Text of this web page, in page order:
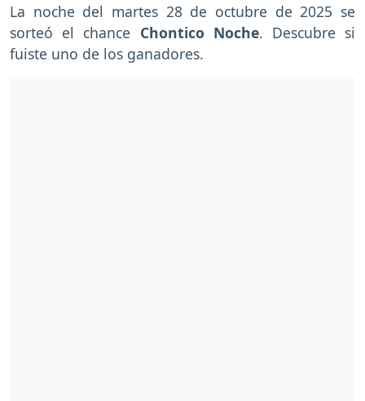
La noche del martes 28 de octubre de 2025 se
sorteó el chance Chontico Noche. Descubre si
fuiste uno de los ganadores.